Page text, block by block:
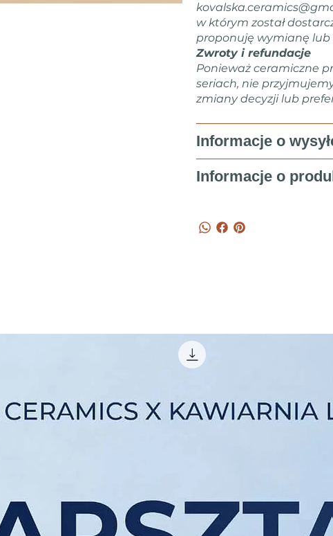
w którym został
proponuję wymianę lub
Zwroty i refundacje
Ponieważ ceramiczne
seriach, nie
zmiany decyzji lub
Informacje o
Informacje o